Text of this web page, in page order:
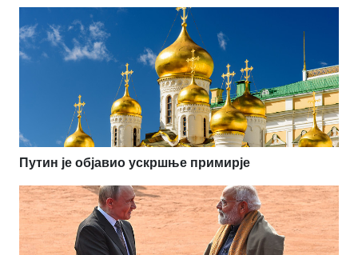
Путин је објавио ускршње примирје